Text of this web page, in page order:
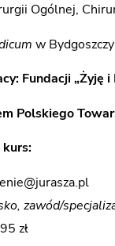
Ogólnej,
w
Fundacji „Żyję i
Polskiego
kurs:
zawód/
zł